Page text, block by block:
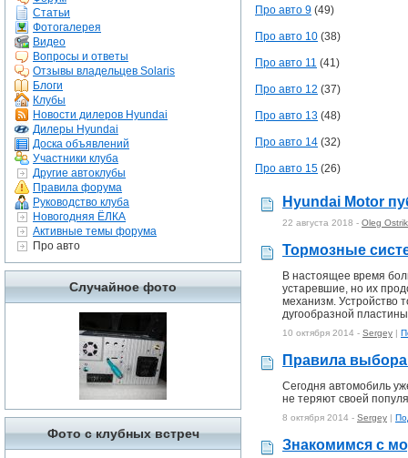
Статьи
Фотогалерея
Видео
Вопросы и ответы
Отзывы владельцев Solaris
Блоги
Клубы
Новости дилеров Hyundai
Дилеры Hyundai
Доска объявлений
Участники клуба
Другие автоклубы
Правила форума
Руководство клуба
Новогодняя ЁЛКА
Активные темы форума
Про авто
Случайное фото
Фото с клубных встреч
Про авто 9 (49)
Про авто 10 (38)
Про авто 11 (41)
Про авто 12 (37)
Про авто 13 (48)
Про авто 14 (32)
Про авто 15 (26)
Hyundai Motor
22 августа 2018 - Oleg
Тормозные
В настоящее время
устаревшие, но их
механизм. Устройство
дугообразной
10 октября 2014 - Sergey |
Правила выбора
Сегодня автомобиль
не теряют своей
8 октября 2014 - Sergey |
Знакомимся с